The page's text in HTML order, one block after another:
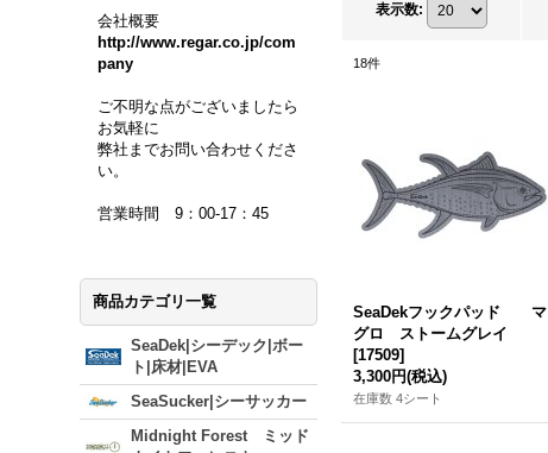
会社概要
http://www.regar.co.jp/com
pany
ご不明な点がございましたら
お気軽に
弊社までお問い合わせくださ
い。
営業時間 9：00-17：45
商品カテゴリ一覧
SeaDek|シーデック|ボー
ト|床材|EVA
SeaSucker|シーサッカー
Midnight Forest ミッド
表示数:
18件
SeaDekフックパッド マ
グロ ストームグレイ
[17509]
3,300円(税込)
在庫数 4シート